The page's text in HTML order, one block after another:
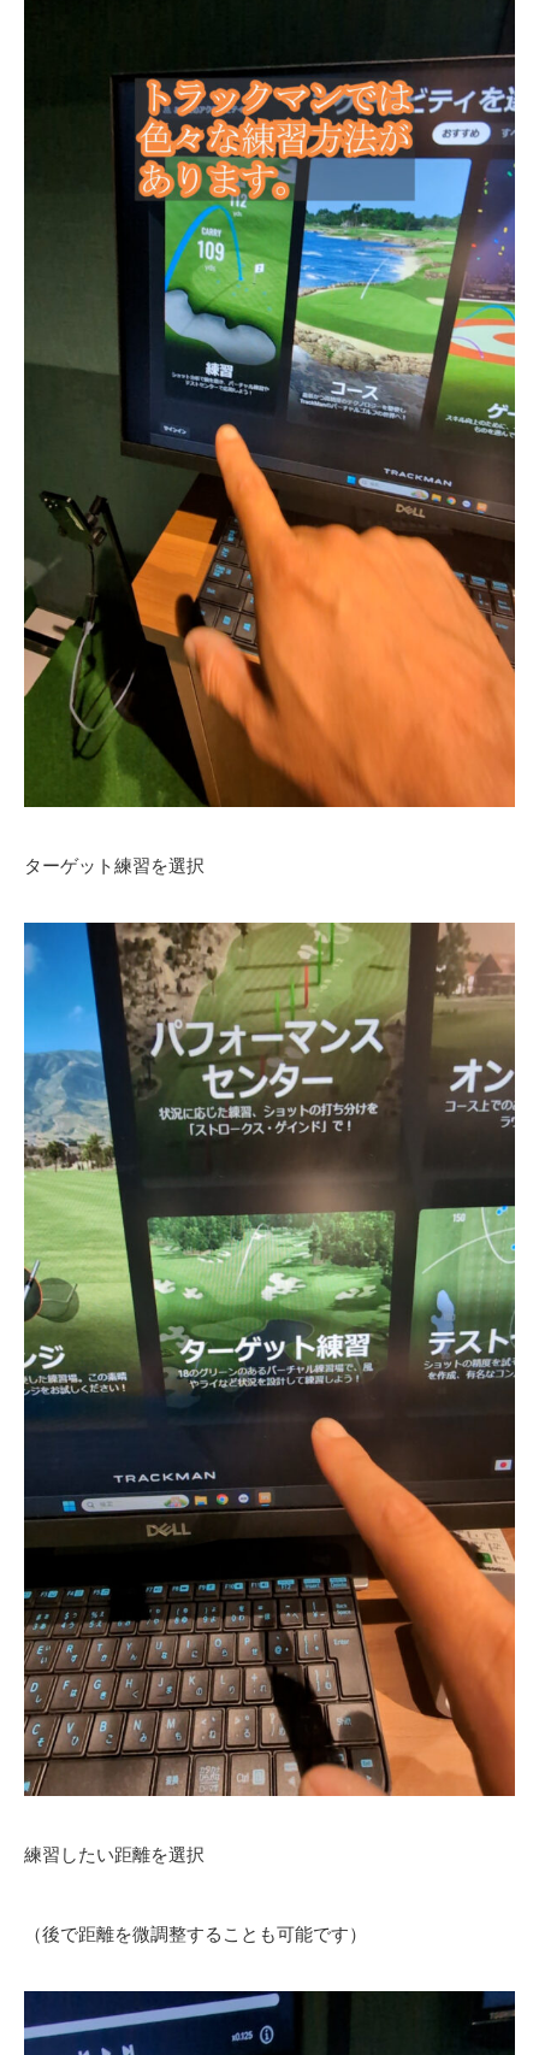
ターゲット練習を選択
練習したい距離を選択
（後で距離を微調整することも可能です）